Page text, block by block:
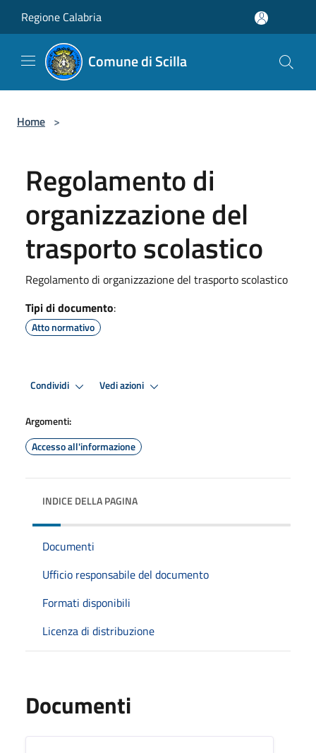
Regione Calabria
Comune di Scilla
Home >
Regolamento di
organizzazione del
trasporto scolastico
Regolamento di organizzazione del trasporto scolastico
Tipi di documento:
Atto normativo
Condividi Vedi azioni
Argomenti:
Accesso all'informazione
INDICE DELLA PAGINA
Documenti
Ufficio responsabile del documento
Formati disponibili
Licenza di distribuzione
Documenti